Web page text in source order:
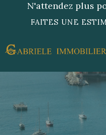
N'attendez plus
FAITES UNE